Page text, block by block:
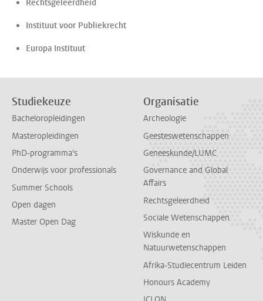
Rechtsgeleerdheid
Instituut voor Publiekrecht
Europa Instituut
Studiekeuze
Bacheloropleidingen
Masteropleidingen
PhD-programma's
Onderwijs voor professionals
Summer Schools
Open dagen
Master Open Dag
Organisatie
Archeologie
Geesteswetenschappen
Geneeskunde/LUMC
Governance and Global
Affairs
Rechtsgeleerdheid
Sociale Wetenschappen
Wiskunde en
Natuurwetenschappen
Afrika-Studiecentrum Leiden
Honours Academy